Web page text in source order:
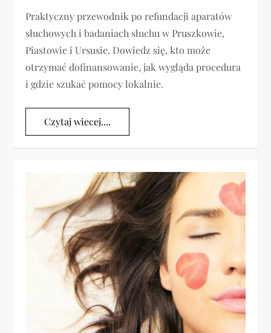
Praktyczny przewodnik po refundacji aparatów
słuchowych i badaniach słuchu w Pruszkowie,
Piastowie i Ursusie. Dowiedz się, kto może
otrzymać dofinansowanie, jak wygląda procedura
i gdzie szukać pomocy lokalnie.
Czytaj wiecej....